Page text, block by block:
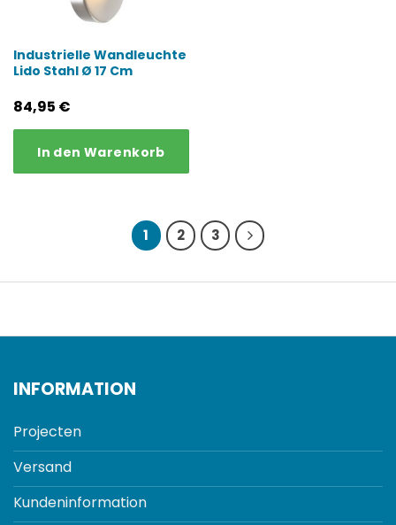
Industrielle Wandleuchte
Lido Stahl Ø 17 Cm
84,95 €
In den Warenkorb
1 2 3
INFORMATION
Projecten
Versand
Kundeninformation